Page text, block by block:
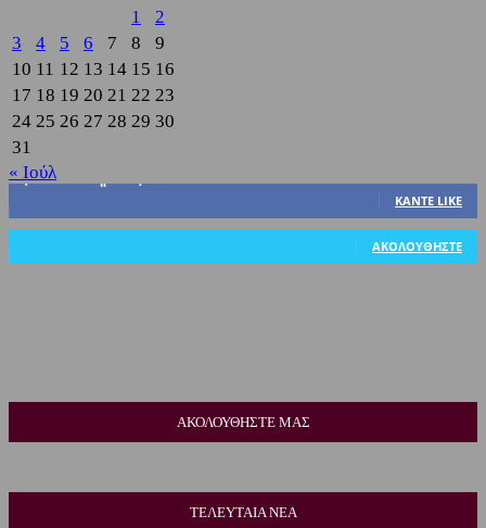
1
2
3
4 5 6 7 8
9
10 11 12 13 14 15 16
17 18 19 20 21 22 23
24 25 26 27 28 29 30
31
« Ιούλ
3,822
ΚΆΝΤΕ LIKE
ΑΚΟΛΟΥΘΉΣΤΕ
ΑΚΟΛΟΥΘΗΣΤΕ ΜΑΣ
ΤΕΛΕΥΤΑΙΑ ΝΕΑ